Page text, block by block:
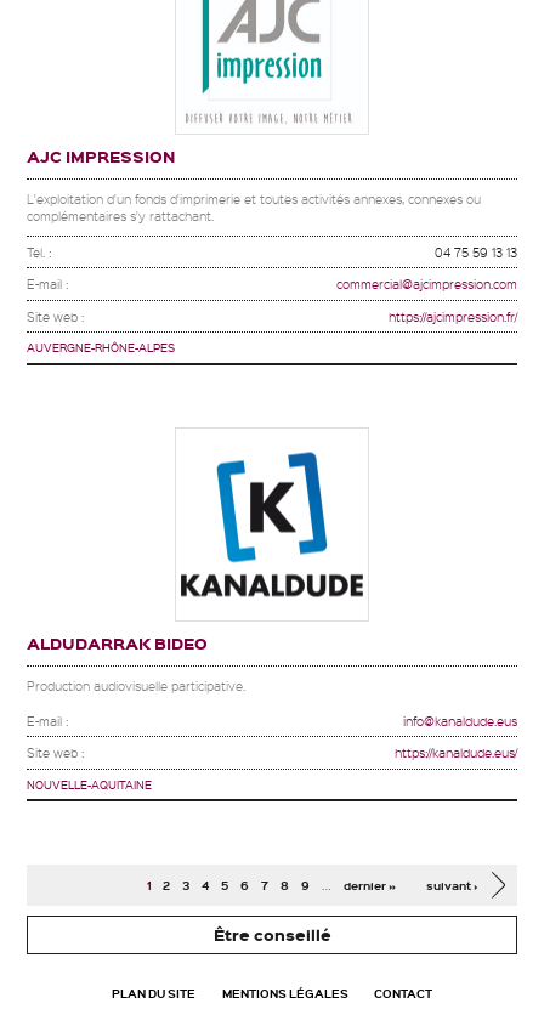
AJC IMPRESSION
L'exploitation d'un fonds d'imprimerie et toutes activités annexes, connexes ou
complémentaires s'y rattachant.
Tel. : 04 75 59 13 13
E-mail : commercial@ajcimpression.com
Site web : https://ajcimpression.fr/
AUVERGNE-RHÔNE-ALPES
ALDUDARRAK BIDEO
Production audiovisuelle participative.
E-mail : info@kanaldude.eus
Site web : https://kanaldude.eus/
NOUVELLE-AQUITAINE
1 2 3 4 5 6 7 8 9 … suivant ›
dernier »
Être conseillé
PLAN DU SITE MENTIONS LÉGALES CONTACT